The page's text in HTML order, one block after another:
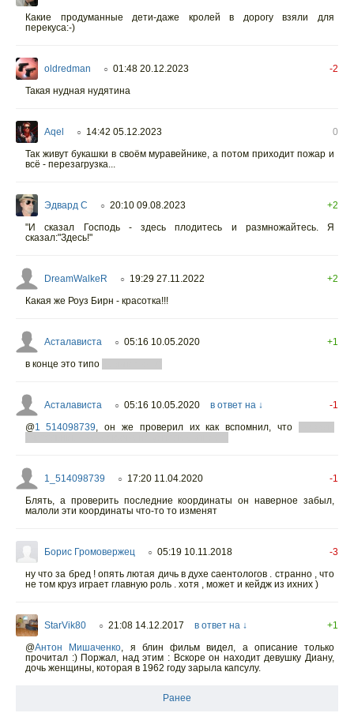
Какие продуманные дети-даже кролей в дорогу взяли для
перекуса:-)
oldredman ○ 01:48 20.12.2023
-2
Такая нудная нудятина
Aqel ○ 14:42 05.12.2023
0
Так живут букашки в своём муравейнике, а потом приходит пожар и
всё - перезагрузка...
Эдвард С ○ 20:10 09.08.2023
+2
"И сказал Господь - здесь плодитесь и размножайтесь. Я
сказал:"Здесь!"
DreamWalkeR ○ 19:29 27.11.2022
+2
Какая же Роуз Бирн - красотка!!!
Асталависта ○ 05:16 10.05.2020
+1
в конце это типо
Асталависта ○ 05:16 10.05.2020 в ответ на ↓
-1
@1_514098739, он же проверил их как вспомнил, что
1_514098739 ○ 17:20 11.04.2020
-1
Блять, а проверить последние координаты он наверное забыл,
малоли эти координаты что-то то изменят
Борис Громовержец ○ 05:19 10.11.2018
-3
ну что за бред ! опять лютая дичь в духе саентологов . странно , что
не том круз играет главную роль . хотя , может и кейдж из ихних )
StarVik80 ○ 21:08 14.12.2017 в ответ на ↓
+1
@Антон Мишаченко, я блин фильм видел, а описание только
прочитал :) Поржал, над этим : Вскоре он находит девушку Диану,
дочь женщины, которая в 1962 году зарыла капсулу.
Ранее